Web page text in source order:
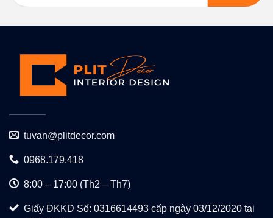
tuvan@plitdecor.com
0968.179.418
8:00 – 17:00 (Th2 – Th7)
Giấy ĐKKD Số: 0316614493 cấp ngày 03/12/2020 tại